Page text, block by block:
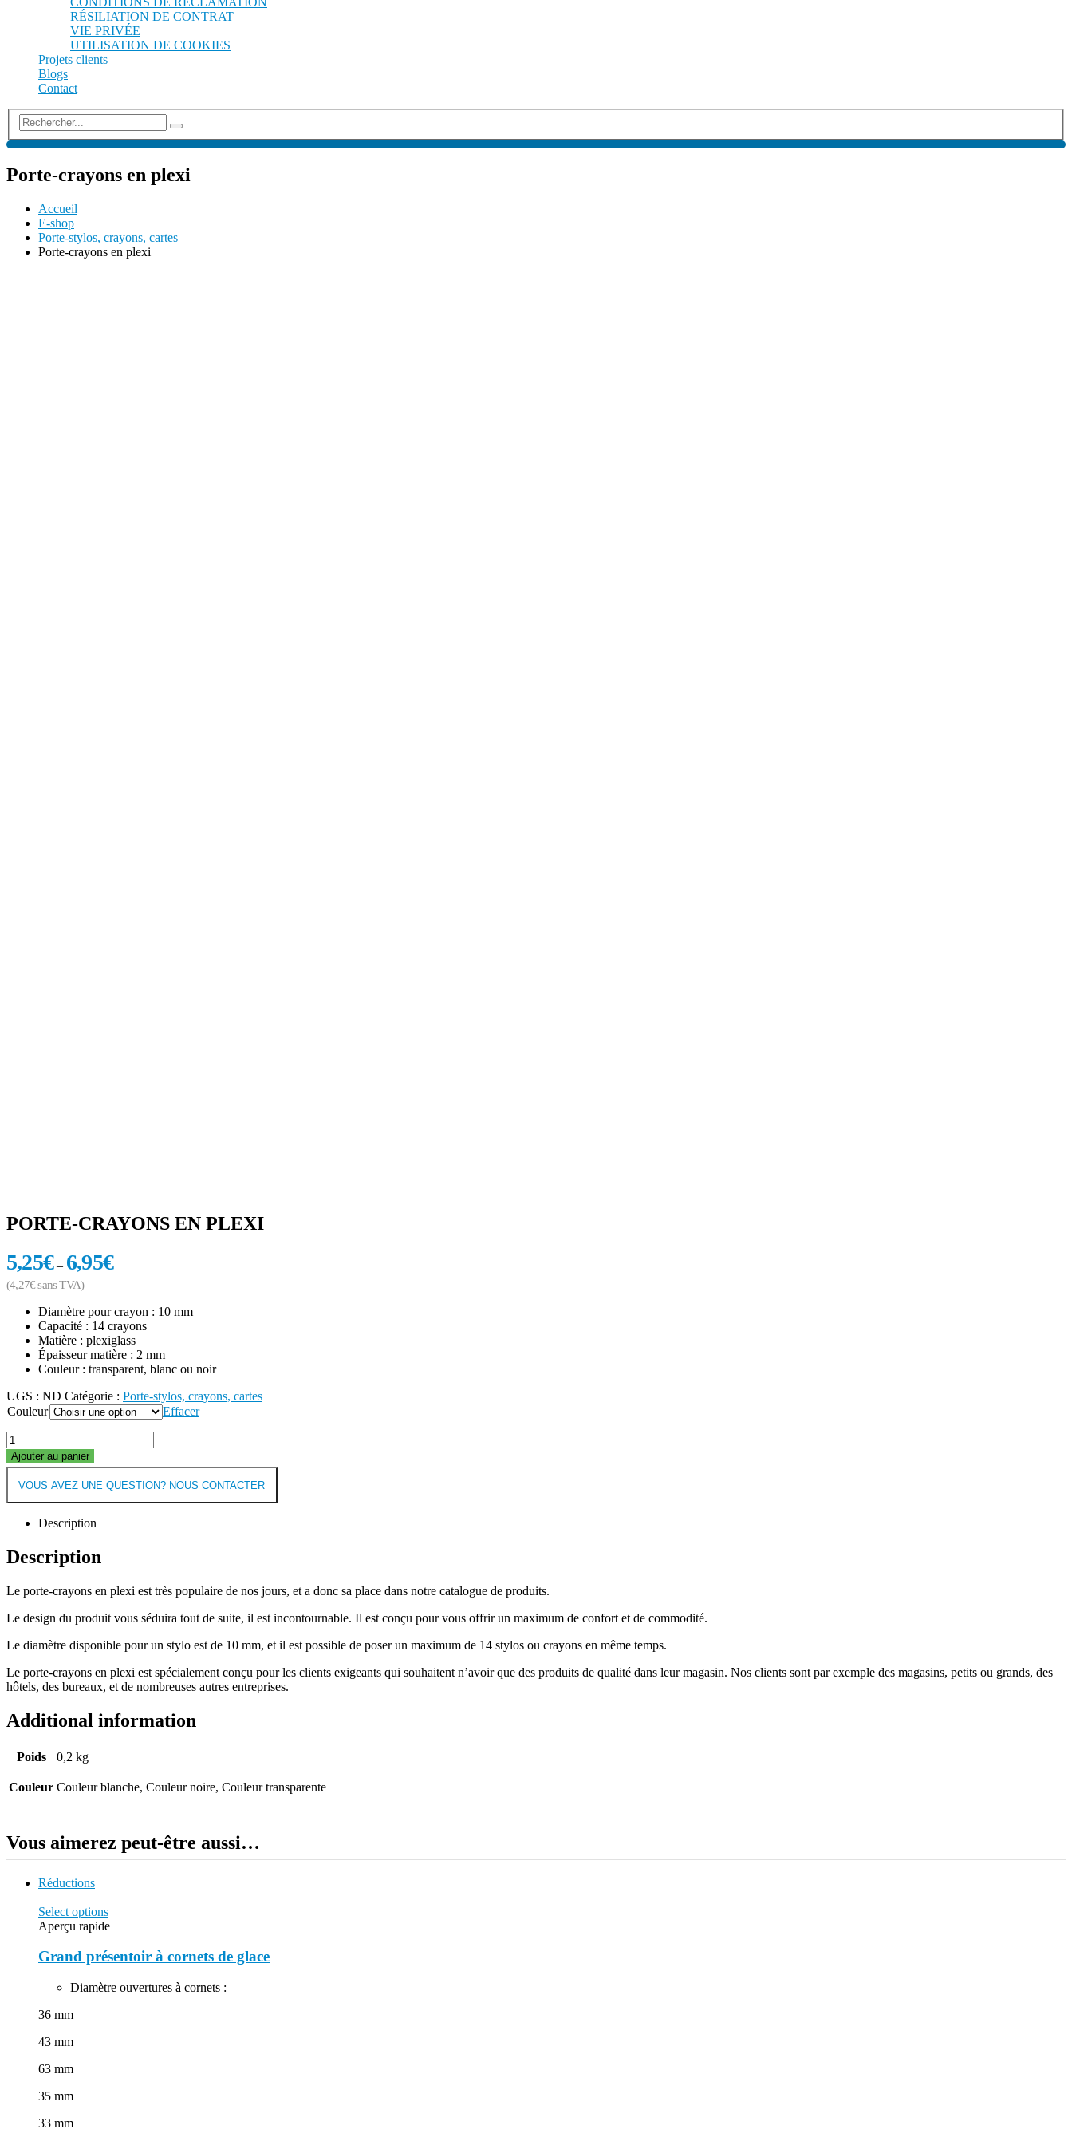
RÉSILIATION DE CONTRAT
VIE PRIVÉE
UTILISATION DE COOKIES
Projets clients
Blogs
Contact
Porte-crayons en plexi
Accueil
E-shop
Porte-stylos, crayons, cartes
Porte-crayons en plexi
PORTE-CRAYONS EN PLEXI
5,25€– 6,95€
(4,27€sans TVA)
Diamètre pour crayon : 10 mm
Capacité : 14 crayons
Matière : plexiglass
Épaisseur matière : 2 mm
Couleur : transparent, blanc ou noir
UGS : ND Catégorie : Porte-stylos, crayons, cartes
Couleur
Effacer
Ajouter au panier
VOUS AVEZ UNE QUESTION? NOUS CONTACTER
Description
Description
Le porte-crayons en plexi est très populaire de nos jours, et a donc sa place dans notre catalogue de produits.
Le design du produit vous séduira tout de suite, il est incontournable. Il est conçu pour vous offrir un maximum de confort et de commodité.
Le diamètre disponible pour un stylo est de 10 mm, et il est possible de poser un maximum de 14 stylos ou crayons en même temps.
Le porte-crayons en plexi est spécialement conçu pour les clients exigeants qui souhaitent n’avoir que des produits de qualité dans leur magasin. Nos clients sont par exemple des magasins, petits ou grands, des
hôtels, des bureaux, et de nombreuses autres entreprises.
Additional information
Poids 0,2 kg
Couleur Couleur blanche, Couleur noire, Couleur transparente
Vous aimerez peut-être aussi…
Réductions
Select options
Aperçu rapide
Grand présentoir à cornets de glace
Diamètre ouvertures à cornets :
36 mm
43 mm
63 mm
35 mm
33 mm